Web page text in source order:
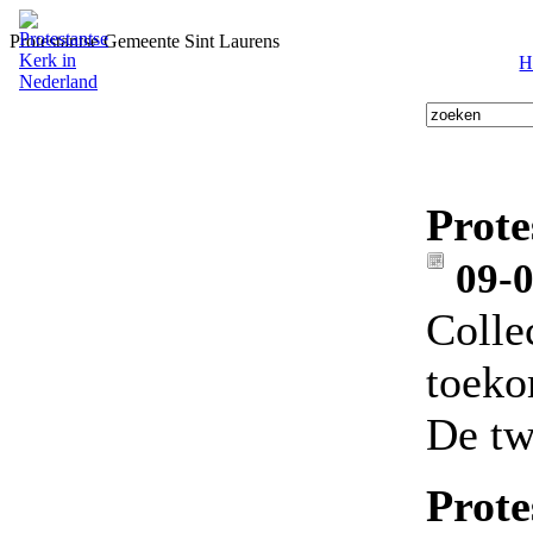
Protestantse Gemeente Sint Laurens
09-
De